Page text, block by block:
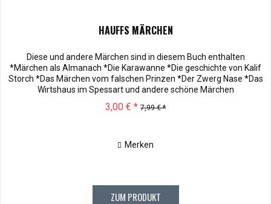
HAUFFS MÄRCHEN
Diese und andere Märchen sind in diesem Buch enthalten
*Märchen als Almanach *Die Karawanne *Die geschichte von Kalif
Storch *Das Märchen vom falschen Prinzen *Der Zwerg Nase *Das
Wirtshaus im Spessart und andere schöne Märchen
3,00 € * 7,99 € *
Merken
ZUM PRODUKT